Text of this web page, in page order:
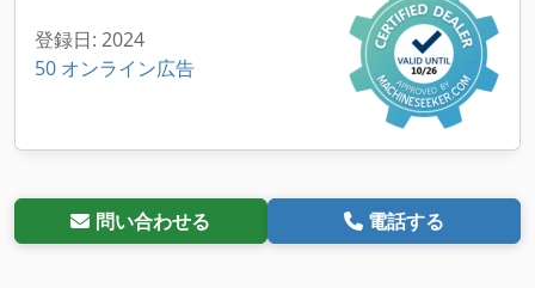
登録日: 2024
50 オンライン広告
問い合わせる 電話する